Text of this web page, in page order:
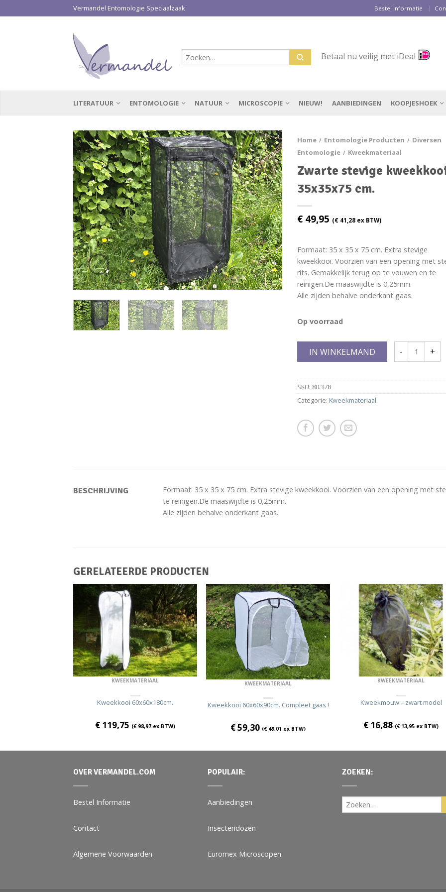
Vermandel Entomologie Speciaalzaak Bestel informatie
Betaal nu veilig met iDeal
LITERATUUR ENTOMOLOGIE NATUUR MICROSCOPIE NIEUW! AANBIEDINGEN KOOPJESHOEK
Home / Entomologie Producten / Diversen
Entomologie / Kweekmateriaal
Zwarte stevige
35x35x75 cm.
€ 49,95 (€ 41,28 ex BTW)
Formaat: 35 x 35 x 75 cm. Extra stevige
kweekkooi. Voorzien van een opening met
rits. Gemakkelijk terug op te vouwen en te
reinigen.De maaswijdte is 0,25mm.
Alle zijden behalve onderkant gaas.
Op voorraad
IN WINKELMAND
SKU: 80.378
Categorie: Kweekmateriaal
BESCHRIJVING
Formaat: 35 x 35 x 75 cm. Extra stevige kweekkooi. Voorzien van een opening met
te reinigen.De maaswijdte is 0,25mm.
Alle zijden behalve onderkant gaas.
GERELATEERDE PRODUCTEN
KWEEKMATERIAAL
Kweekkooi 60x60x180cm.
€ 119,75 (€98,97 ex BTW)
KWEEKMATERIAAL
Kweekkooi 60x60x90cm. Compleet gaas !
€59,30 (€49,01 ex BTW)
KWEEKMATERIAAL
Kweekmouw – zwart model
€ 16,88 (€13,95 ex BTW)
OVER VERMANDEL.COM
Bestel Informatie
Contact
Algemene Voorwaarden
POPULAIR:
Aanbiedingen
Insectendozen
Euromex Microscopen
ZOEKEN: